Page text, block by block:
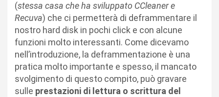
(stessa casa che ha sviluppato CCleaner e
Recuva) che ci permetterà di deframmentare il
nostro hard disk in pochi click e con alcune
funzioni molto interessanti. Come dicevamo
nell’introduzione, la deframmentazione è una
pratica molto importante e spesso, il mancato
svolgimento di questo compito, può gravare
sulle prestazioni di lettura o scrittura del